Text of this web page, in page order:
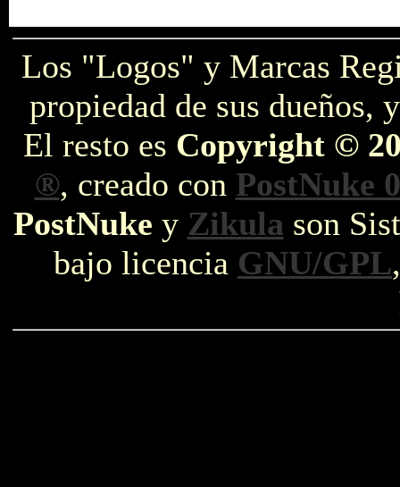
Los "Logos" y Marcas
propiedad de sus dueños,
El resto es Copyright ©
®, creado con PostNuke
PostNuke y Zikula son
bajo licencia GNU/GPL